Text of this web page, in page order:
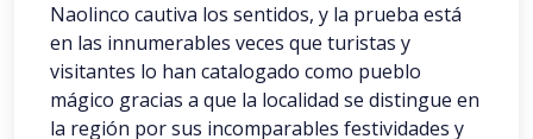
Naolinco cautiva los sentidos, y la prueba está
en las innumerables veces que turistas y
visitantes lo han catalogado como pueblo
mágico gracias a que la localidad se distingue en
la región por sus incomparables festividades y